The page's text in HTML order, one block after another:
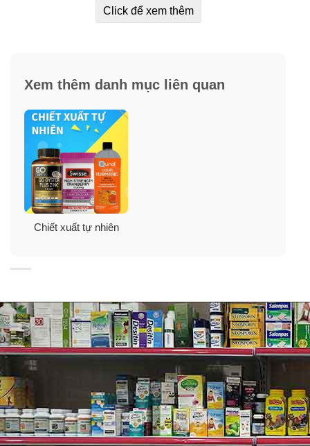
thừa.
Thành phần kẹo dẻo giấm táo Nature’s
Truth Apple Cider Vinegar Gummies
Mỗi khẩu phần chứa : 400mg Apple Cider Vinegar
Powder.
Không Gluten. Không lúa mì. Không men. Không sữa.
Không Lactose. Không đậu nành. Không hương vị nhân
Click để xem thêm
Xem thêm danh mục liên quan
Chiết xuất tự nhiên